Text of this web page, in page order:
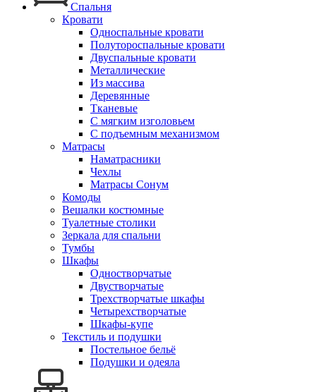
Спальня
Кровати
Односпальные кровати
Полутороспальные кровати
Двуспальные кровати
Металлические
Из массива
Деревянные
Тканевые
С мягким изголовьем
С подъемным механизмом
Матрасы
Наматрасники
Чехлы
Матрасы Сонум
Комоды
Вешалки костюмные
Туалетные столики
Зеркала для спальни
Тумбы
Шкафы
Одностворчатые
Двустворчатые
Трехстворчатые шкафы
Четырехстворчатые
Шкафы-купе
Текстиль и подушки
Постельное бельё
Подушки и одеяла